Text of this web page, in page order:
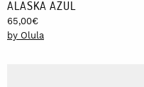
ALASKA AZUL
65,00€
by Olula